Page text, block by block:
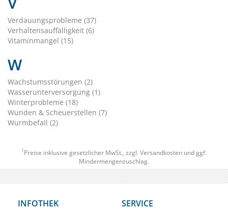
Verdauungsprobleme (37)
Verhaltensauffälligkeit (6)
Vitaminmangel (15)
W
Wachstumsstörungen (2)
Wasserunterversorgung (1)
Winterprobleme (18)
Wunden & Scheuerstellen (7)
Wurmbefall (2)
1 Preise inklusive gesetzlicher MwSt., zzgl. Versandkosten und ggf.
Mindermengenzuschlag.
INFOTHEK SERVICE